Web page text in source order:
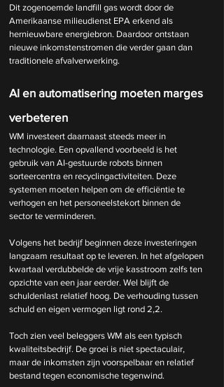
Dit zogenoemde landfill gas wordt door de
Amerikaanse milieudienst EPA erkend als
hernieuwbare energiebron. Daardoor ontstaan
nieuwe inkomstenstromen die verder gaan dan
traditionele afvalverwerking.
AI en automatisering moeten marges
verbeteren
WM investeert daarnaast steeds meer in
technologie. Een opvallend voorbeeld is het
gebruik van AI-gestuurde robots binnen
sorteercentra en recyclingactiviteiten. Deze
systemen moeten helpen om de efficiëntie te
verhogen en het personeelstekort binnen de
sector te verminderen.
Volgens het bedrijf beginnen deze investeringen
langzaam resultaat op te leveren. In het afgelopen
kwartaal verdubbelde de vrije kasstroom zelfs ten
opzichte van een jaar eerder. Wel blijft de
schuldenlast relatief hoog. De verhouding tussen
schuld en eigen vermogen ligt rond 2,2.
Toch zien veel beleggers WM als een typisch
kwaliteitsbedrijf. De groei is niet spectaculair,
maar de inkomsten zijn voorspelbaar en relatief
bestand tegen economische tegenwind.